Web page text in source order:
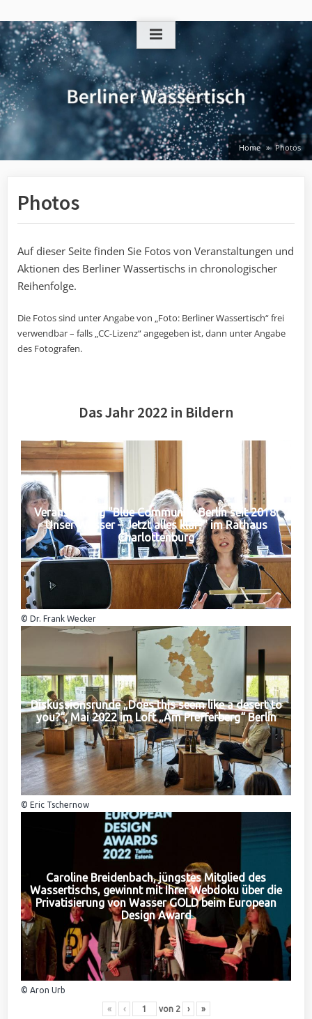
to
content
Home Photos
Photos
Auf dieser Seite finden Sie Fotos von Veranstaltungen und
Aktionen des Berliner Wassertischs in chronologischer
Reihenfolge.
Die Fotos sind unter Angabe von „Foto: Berliner Wassertisch“ frei
verwendbar – falls „CC-Lizenz“ angegeben ist, dann unter Angabe
des Fotografen.
Das Jahr 2022 in Bildern
Veranstaltung "Blue Community Berlin seit 2018:
Unser Wasser – Jetzt alles klar?" im Rathaus
Charlottenburg
© Dr. Frank Wecker
Diskussionsrunde „Does this seem like a desert to
you?“, Mai 2022 im Loft „Am Pfefferberg“ Berlin
© Eric Tschernow
Caroline Breidenbach, jüngstes Mitglied des
Wassertischs, gewinnt mit Ihrer Webdoku über die
Privatisierung von Wasser GOLD beim European
Design Award
© Aron Urb
« ‹ von 2 › »